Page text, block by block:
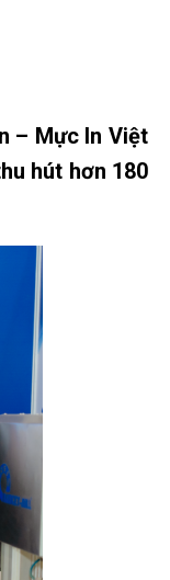
– Mực In Việt
hút hơn 180